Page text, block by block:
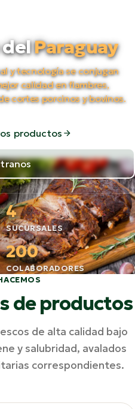
delParaguay
y tecnología se conjugan
calidad en fiambres,
cortes porcinos y bovinos.
productos
4
SUCURSALES
200
COLABORADORES
de productos
de alta calidad bajo
y salubridad, avalados
correspondientes.